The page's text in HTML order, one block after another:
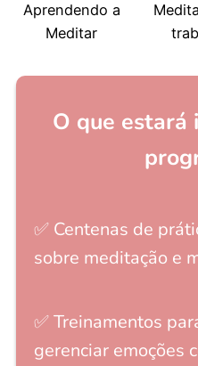
Aprendendo a
Meditar
O que estará
✅ Centenas de
sobre meditação e
✅ Treinamentos
gerenciar emoções